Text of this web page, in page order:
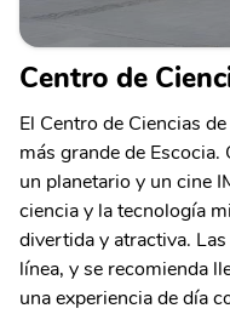
Centro de
El Centro de Ciencias
más grande de
un planetario y un cine
ciencia y la tecnología
divertida y atractiva.
línea, y se recomienda
una experiencia de día